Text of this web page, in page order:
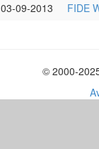
03-09-2013 FIDE
© 2000-